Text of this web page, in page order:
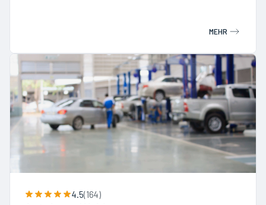
MEHR
4.5(164)